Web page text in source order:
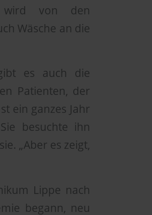
wird von den
Wäsche an die
es auch die
Patienten, der
ein ganzes Jahr
besuchte ihn
„Aber es zeigt,
Lippe nach
begann, neu